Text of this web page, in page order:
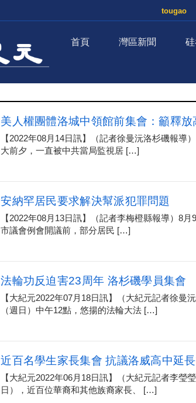
tougao
首頁 灣區新聞
美人權團體洛城中領館前集會：籲釋放
【2022年08月14日訊】（記者徐曼沅洛杉磯報導
大前夕，一直被中共當局監視居 […]
安納罕居民要求解決幫派犯罪問題
【2022年08月13日訊】（記者李梅橙縣報導）8月
市議會例會開議前，部分居民 […]
法輪功反迫害23周年 洛杉磯學員集會
【大紀元2022年07月18日訊】（大紀元記者徐曼
（週日）中午12點，悠揚的法輪大法 […]
近百名學生家長集會 抗議洛威高中延
【大紀元2022年06月18日訊】（大紀元記者李瑩
日），近百位華裔和其他族裔家長、 […]